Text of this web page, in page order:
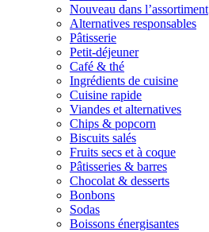
Nouveau dans l’assortiment
Alternatives responsables
Pâtisserie
Petit-déjeuner
Café & thé
Ingrédients de cuisine
Cuisine rapide
Viandes et alternatives
Chips & popcorn
Biscuits salés
Fruits secs et à coque
Pâtisseries & barres
Chocolat & desserts
Bonbons
Sodas
Boissons énergisantes